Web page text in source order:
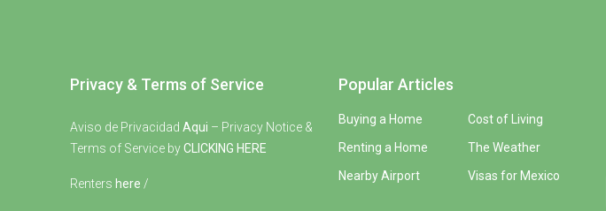
Privacy & Terms of Service
Aviso de Privacidad Aqui – Privacy Notice &
Terms of Service byCLICKING HERE
Renters here /
Popular Articles
Buying a Home
Renting a Home
Nearby Airport
Cost of Living
The Weather
Visas for Mexico